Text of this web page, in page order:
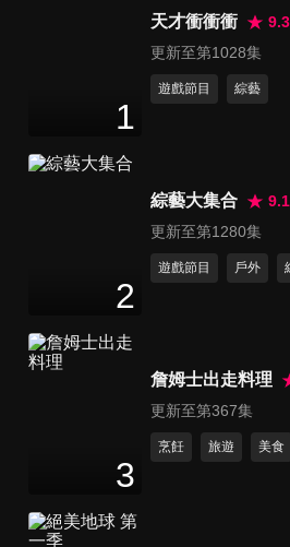
第847
47 分鐘
第849
第851
1
天才衝衝衝
9.3
更新至第1028集
遊戲節目 綜藝
2
綜藝大集合
9.1
更新至第1280集
遊戲節目 戶外
3
詹姆士出走料理
更新至第367集
烹飪 旅遊 美食